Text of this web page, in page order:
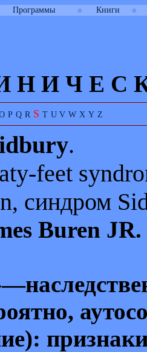
Программы ● Книги ●
Н И Ч Е С
P Q R S T U V W X Y Z
.
-feet
, синдром
Buren JR.